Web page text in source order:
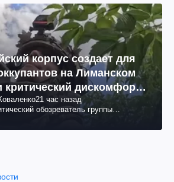
корпус создает для
на Лиманском
критический дискомфорт:
21 час назад
обозреватель группы